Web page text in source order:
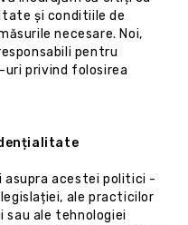
și conditiile de
necesare. Noi,
pentru
privind folosirea
acestei politici -
ale practicilor
ale tehnologiei